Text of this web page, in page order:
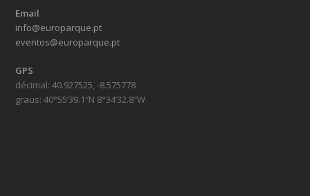
Email
info@europarque.pt
eventos@europarque.pt
GPS
décimal: 40.927525, -8.575778
graus: 40°55’39.1″N 8°34’32.8″W